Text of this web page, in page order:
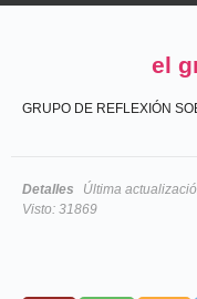
el
GRUPO DE REFLEXIÓN
Detalles Última
Visto: 31869